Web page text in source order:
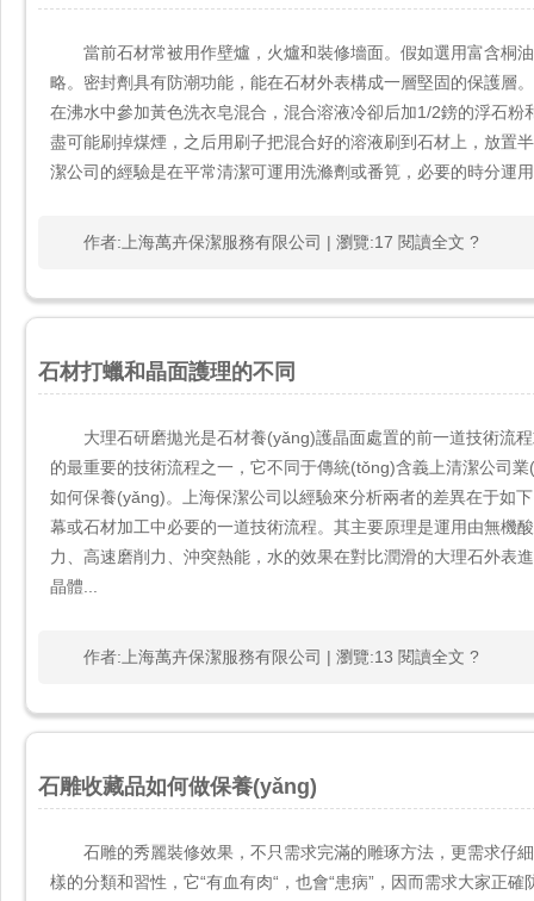
當前石材常被用作壁爐，火爐和裝修墻面。假如選用富含
略。密封劑具有防潮功能，能在石材外表構成一層堅固的保護層
在沸水中參加黃色洗衣皂混合，混合溶液冷卻后加1/2鎊的浮石粉和1/2家
盡可能刷掉煤煙，之后用刷子把混合好的溶液刷到石材上，放
潔公司的經驗是在平常清潔可運用洗滌劑或番筧，必要的時分運用
作者:上海萬卉保潔服務有限公司 | 瀏覽:17 閱讀全文 ?
石材打蠟和晶面護理的不同
大理石研磨拋光是石材養(yǎng)護晶面處置的前一道技術流
的最重要的技術流程之一，它不同于傳統(tǒng)含義上清潔公司業
如何保養(yǎng)。上海保潔公司以經驗來分析兩者的差異在于如
幕或石材加工中必要的一道技術流程。其主要原理是運用由無機酸
力、高速磨削力、沖突熱能，水的效果在對比潤滑的大理石外表
晶體...
作者:上海萬卉保潔服務有限公司 | 瀏覽:13 閱讀全文 ?
石雕收藏品如何做保養(yǎng)
石雕的秀麗裝修效果，不只需求完滿的雕琢方法，更需求仔
樣的分類和習性，它“有血有肉“，也會“患病”，因而需求大家